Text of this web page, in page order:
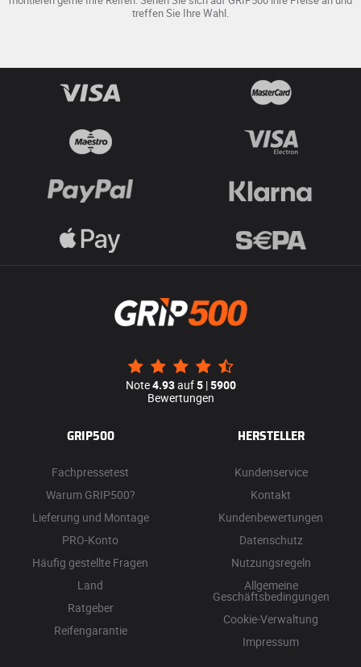
treffen Sie Ihre Wahl.
Note4.93auf5|5900
Bewertungen
GRIP500
Fachpressetest
Warum GRIP500?
Lieferung und Montage
PRO-Konto
Häufig gestellte Fragen
Land
Ratgeber
Reifengarantie
HERSTELLER
Kundenservice
Kontakt
Kundenbewertungen
Datenschutz
Nutzungsregeln
Allgemeine
Geschäftsbedingungen
Cookie-Verwaltung
Impressum